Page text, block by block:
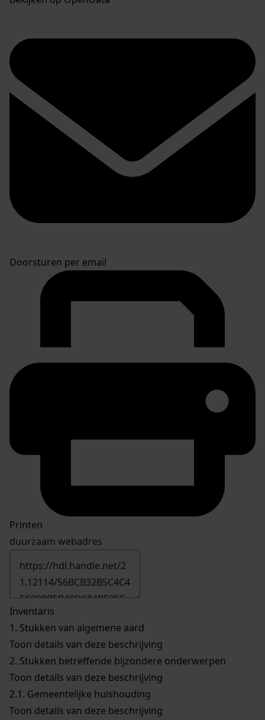
Doorsturen per email
Printen
duurzaam webadres
Inventaris
1. Stukken van algemene aard
Toon details van deze beschrijving
2. Stukken betreffende bijzondere onderwerpen
Toon details van deze beschrijving
2.1. Gemeentelijke huishouding
Toon details van deze beschrijving